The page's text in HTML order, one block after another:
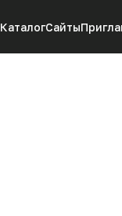
КаталогСайты